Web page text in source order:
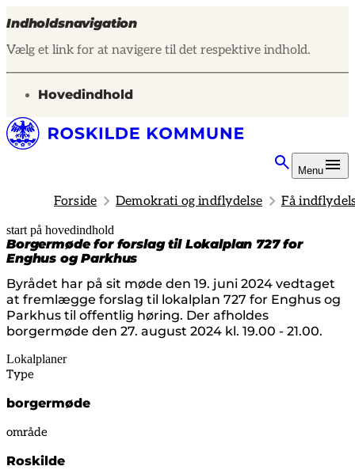
Indholdsnavigation
Vælg et link for at navigere til det respektive indhold.
gå til
Hovedindhold
Menu
Forside Demokrati og indflydelse Få
start på hovedindhold
Borgermøde for forslag til Lokalplan 727 for
Enghus og Parkhus
Byrådet har på sit møde den 19. juni 2024 vedtaget
at fremlægge forslag til lokalplan 727 for Enghus og
Parkhus til offentlig høring. Der afholdes
borgermøde den 27. august 2024 kl. 19.00 - 21.00.
senest opdateret 14. februar 2025
Lokalplaner
Type
borgermøde
område
Roskilde